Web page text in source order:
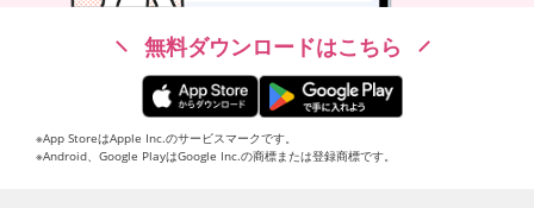
無料ダウンロードはこちら
※App StoreはApple Inc.のサービスマークです。
※Android、Google PlayはGoogle Inc.の商標または登録商標です。